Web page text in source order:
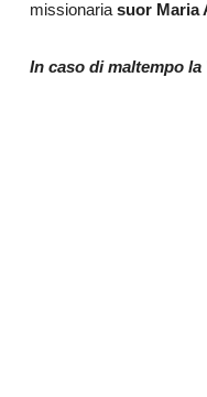
missionaria suor Maria
In caso di maltempo